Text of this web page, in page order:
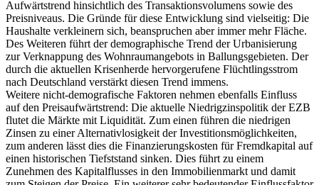
Aufwärtstrend hinsichtlich des Transaktionsvolumens sowie des
Preisniveaus. Die Gründe für diese Entwicklung sind vielseitig: Die
Haushalte verkleinern sich, beanspruchen aber immer mehr Fläche.
Des Weiteren führt der demographische Trend der Urbanisierung
zur Verknappung des Wohnraumangebots in Ballungsgebieten. Der
durch die aktuellen Krisenherde hervorgerufene Flüchtlingsstrom
nach Deutschland verstärkt diesen Trend immens.
Weitere nicht-demografische Faktoren nehmen ebenfalls Einfluss
auf den Preisaufwärtstrend: Die aktuelle Niedrigzinspolitik der EZB
flutet die Märkte mit Liquidität. Zum einen führen die niedrigen
Zinsen zu einer Alternativlosigkeit der Investitionsmöglichkeiten,
zum anderen lässt dies die Finanzierungskosten für Fremdkapital auf
einen historischen Tiefststand sinken. Dies führt zu einem
Zunehmen des Kapitalflusses in den Immobilienmarkt und damit